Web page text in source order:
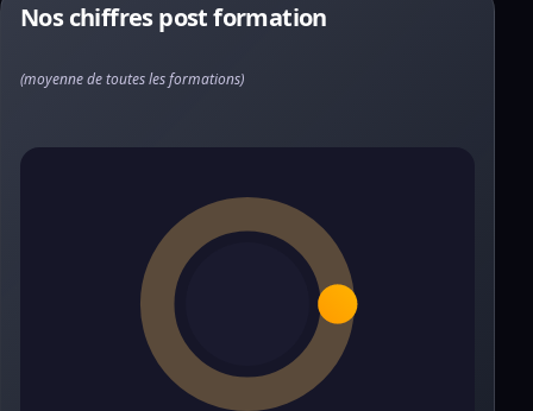
Nos chiffres post formation
(moyenne de toutes les formations)